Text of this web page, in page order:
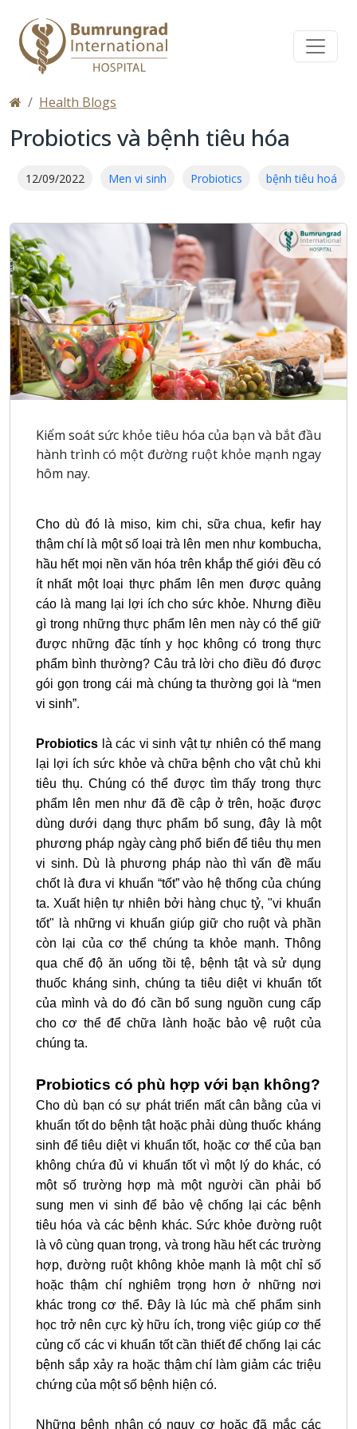
Health Blogs
Probiotics và bệnh tiêu hóa
12/09/2022 Men vi sinh Probiotics bệnh tiêu hoá
Kiểm soát sức khỏe tiêu hóa của bạn và bắt đầu
hành trình có một đường ruột khỏe mạnh ngay
hôm nay.
Cho dù đó là miso, kim chi, sữa chua, kefir hay
thậm chí là một số loại trà lên men như kombucha,
hầu hết mọi nền văn hóa trên khắp thế giới đều có
ít nhất một loại thực phẩm lên men được quảng
cáo là mang lại lợi ích cho sức khỏe. Nhưng điều
gì trong những thực phẩm lên men này có thể giữ
được những đặc tính y học không có trong thực
phẩm bình thường? Câu trả lời cho điều đó được
gói gọn trong cái mà chúng ta thường gọi là “men
vi sinh”.
Probiotics là các vi sinh vật tự nhiên có thể mang
lại lợi ích sức khỏe và chữa bệnh cho vật chủ khi
tiêu thụ. Chúng có thể được tìm thấy trong thực
phẩm lên men như đã đề cập ở trên, hoặc được
dùng dưới dạng thực phẩm bổ sung, đây là một
phương pháp ngày càng phổ biến để tiêu thụ men
vi sinh. Dù là phương pháp nào thì vấn đề mấu
chốt là đưa vi khuẩn “tốt” vào hệ thống của chúng
ta. Xuất hiện tự nhiên bởi hàng chục tỷ, "vi khuẩn
tốt" là những vi khuẩn giúp giữ cho ruột và phần
còn lại của cơ thể chúng ta khỏe mạnh. Thông
qua chế độ ăn uống tồi tệ, bệnh tật và sử dụng
thuốc kháng sinh, chúng ta tiêu diệt vi khuẩn tốt
của mình và do đó cần bổ sung nguồn cung cấp
cho cơ thể để chữa lành hoặc bảo vệ ruột của
chúng ta.
Probiotics có phù hợp với bạn không?
Cho dù bạn có sự phát triển mất cân bằng của vi
khuẩn tốt do bệnh tật hoặc phải dùng thuốc kháng
sinh để tiêu diệt vi khuẩn tốt, hoặc cơ thể của bạn
không chứa đủ vi khuẩn tốt vì một lý do khác, có
một số trường hợp mà một người cần phải bổ
sung men vi sinh để bảo vệ chống lại các bệnh
tiêu hóa và các bệnh khác. Sức khỏe đường ruột
là vô cùng quan trọng, và trong hầu hết các trường
hợp, đường ruột không khỏe mạnh là một chỉ số
hoặc thậm chí nghiêm trọng hơn ở những nơi
khác trong cơ thể. Đây là lúc mà chế phẩm sinh
học trở nên cực kỳ hữu ích, trong việc giúp cơ thể
củng cố các vi khuẩn tốt cần thiết để chống lại các
bệnh sắp xảy ra hoặc thậm chí làm giảm các triệu
chứng của một số bệnh hiện có.
Những bệnh nhân có nguy cơ hoặc đã mắc các